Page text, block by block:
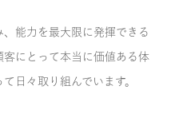
能力を最大限に発揮できる
にとって本当に価値ある体
日々取り組んでいます。